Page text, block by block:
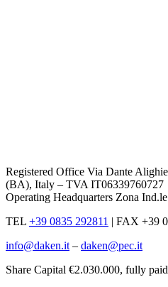
Registered Office Via Dante
(BA), Italy – TVA IT06339760727
Operating Headquarters Zona
TEL +39 0835 292811 | FAX +39
info@daken.it – daken@pec.it
Share Capital €2.030.000, fully